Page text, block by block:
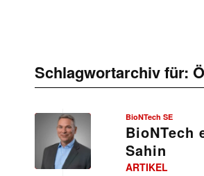
Schlagwortarchiv für:
BioNTech SE
BioNTech
Sahin
ARTIKEL